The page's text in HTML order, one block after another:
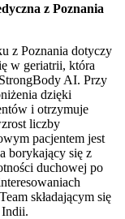
z Poznania
z Poznania dotyczy
w geriatrii, która
AI. Przy
dzięki
i otrzymuje
liczby
pacjentem jest
borykający się z
duchowej po
składającym się
Indii.